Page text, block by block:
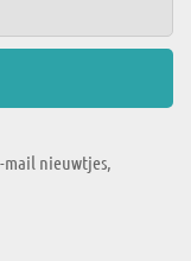
mail nieuwtjes,